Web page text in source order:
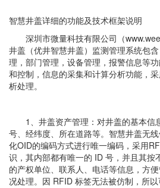
智慧井盖详细的功能及技术框架说明
深圳市微量科技有限公司（
井盖 （优井智慧井盖）监测管理系统包
理，部门管理，设备管理，报警信息等
和控制，信息的采集和计算分析功能，
析处理。
1、井盖资产管理：对井盖的基本信
号、经纬度、所在道路等。智慧井盖无
化OID的编码方式进行唯一编码，采用
识，其内部都有唯一的 ID 号，并且其按
的产权单位、联系人、电话等信息，方
况处理。因 RFID 标签无法被仿制，所